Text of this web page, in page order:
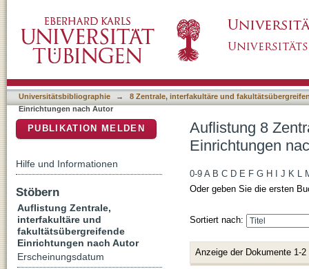
Universitätsbibliographie →
8 Zentrale, interfakultäre und
Einrichtungen nach Autor
Auflistung 8
Einrichtungen
0-9 A B C D E F G H J K L
Oder geben Sie die ersten
Sortiert nach:
Anzeige der Dokumente 1-2
PUBLIKATION MELDEN
Hilfe und Informationen
Stöbern
Auflistung Zentrale,
interfakultäre und
fakultätsübergreifende
Einrichtungen nach Autor
Erscheinungsdatum